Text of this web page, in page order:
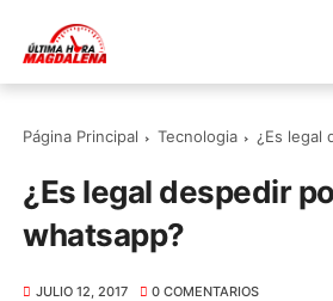
Página Principal Tecnologia ¿Es legal
¿Es legal despedir
whatsapp?
JULIO 12, 2017 0 COMENTARIOS